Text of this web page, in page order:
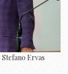
Ervas